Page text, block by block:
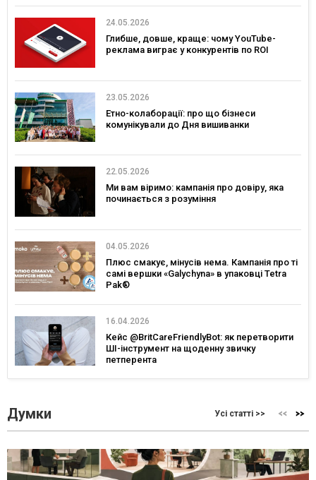
24.05.2026
Глибше, довше, краще: чому YouTube-
реклама виграє у конкурентів по ROI
23.05.2026
Етно-колаборації: про що бізнеси
комунікували до Дня вишиванки
22.05.2026
Ми вам віримо: кампанія про довіру, яка
починається з розуміння
04.05.2026
Плюс смакує, мінусів нема. Кампанія про ті
самі вершки «Galychyna» в упаковці Tetra
Pak®
16.04.2026
Кейс @BritCareFriendlyBot: як перетворити
ШІ-інструмент на щоденну звичку
петперента
Думки Усі статті >>